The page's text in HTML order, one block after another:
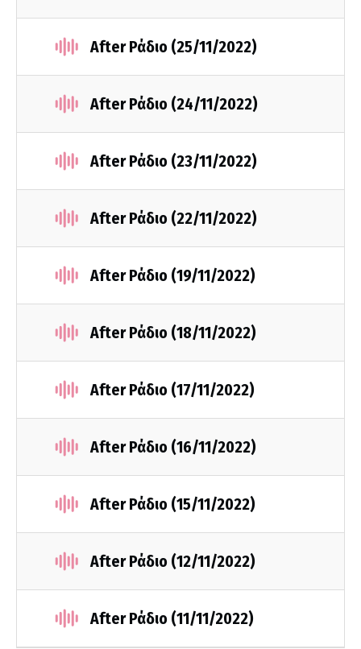
After Ράδιο (25/11/2022)
After Ράδιο (24/11/2022)
After Ράδιο (23/11/2022)
After Ράδιο (22/11/2022)
After Ράδιο (19/11/2022)
After Ράδιο (18/11/2022)
After Ράδιο (17/11/2022)
After Ράδιο (16/11/2022)
After Ράδιο (15/11/2022)
After Ράδιο (12/11/2022)
After Ράδιο (11/11/2022)